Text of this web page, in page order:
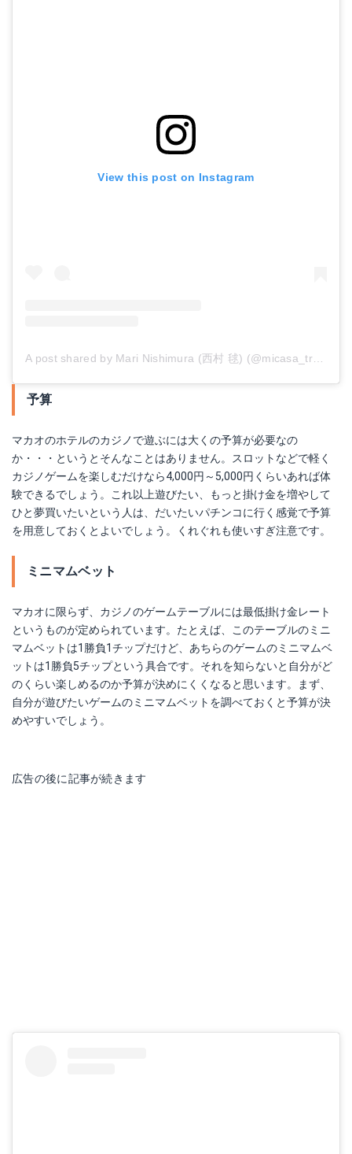
View this post on Instagram
A post shared by Mari Nishimura (西村 毬) (@micasa_trading)
予算
マカオのホテルのカジノで遊ぶには大くの予算が必要なの
か・・・というとそんなことはありません。スロットなどで軽く
カジノゲームを楽しむだけなら4,000円～5,000円くらいあれば体
験できるでしょう。これ以上遊びたい、もっと掛け金を増やして
ひと夢買いたいという人は、だいたいパチンコに行く感覚で予算
を用意しておくとよいでしょう。くれぐれも使いすぎ注意です。
ミニマムベット
マカオに限らず、カジノのゲームテーブルには最低掛け金レート
というものが定められています。たとえば、このテーブルのミニ
マムベットは1勝負1チップだけど、あちらのゲームのミニマムベ
ットは1勝負5チップという具合です。それを知らないと自分がど
のくらい楽しめるのか予算が決めにくくなると思います。まず、
自分が遊びたいゲームのミニマムベットを調べておくと予算が決
めやすいでしょう。
広告の後に記事が続きます